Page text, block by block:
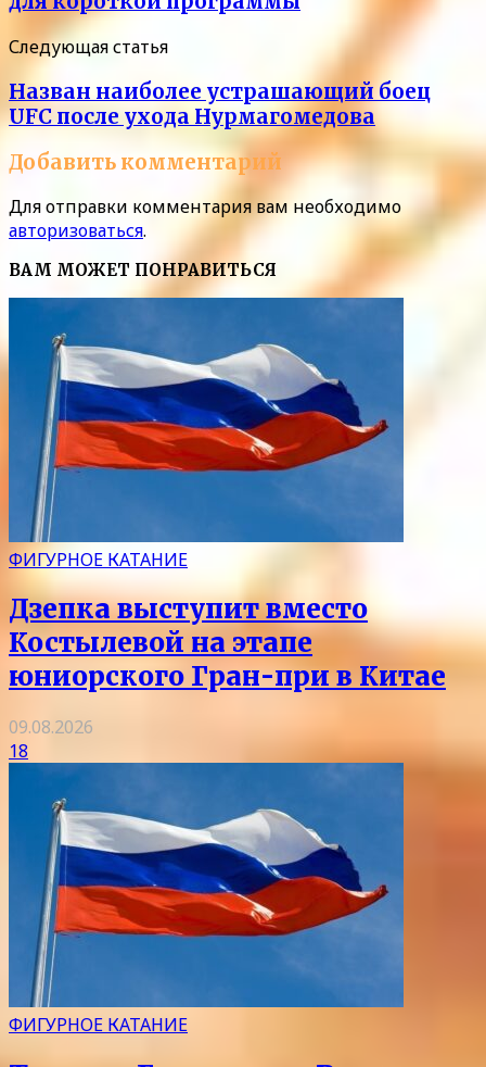
Следующая статья
Назван наиболее устрашающий боец
UFC после ухода Нурмагомедова
Добавить комментарий
Для отправки комментария вам необходимо
авторизоваться.
ВАМ МОЖЕТ ПОНРАВИТЬСЯ
ФИГУРНОЕ КАТАНИЕ
Дзепка выступит вместо
Костылевой на этапе
юниорского Гран-при в Китае
09.08.2026
18
ФИГУРНОЕ КАТАНИЕ